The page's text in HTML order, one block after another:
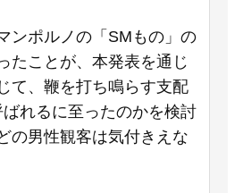
ンポルノの「SMもの」の
たことが、本発表を通じ
て、鞭を打ち鳴らす支配
れるに至ったのかを検討
の男性観客は気付きえな